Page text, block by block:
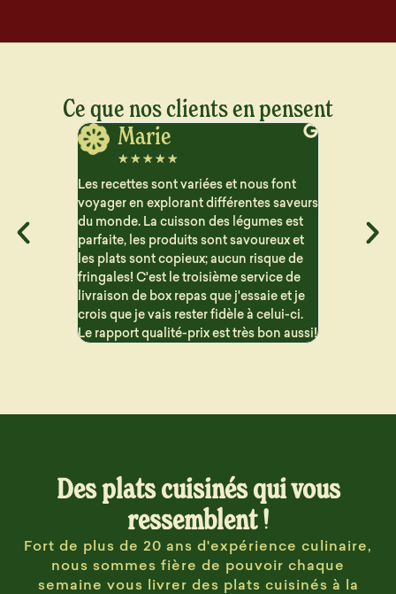
Ce que nos clients en pensent
est
et
Jerome
☆☆☆☆☆
Vraiment satisfait des plats que je reçois
pour le semaine. Beaucoup de choix et
les repas sont bien détaillé pour suivre
les macros. Les portions sont généreuse
et c'est vraiment bon !! Problème de
livraison mais qui n'est en aucun cas la
faute de Dailycieux. Je recommande
Des plats cuisinés qui vous
ressemblent !
Fort de plus de 20 ans d'expérience culinaire,
nous sommes fière de pouvoir chaque
semaine vous livrer des plats cuisinés à la